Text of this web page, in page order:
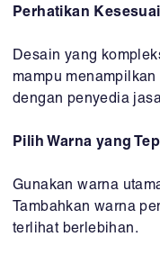
Perhatikan
Desain yang
mampu
dengan penyedia
Pilih Warna yang
Gunakan warna
Tambahkan warna
terlihat berlebihan.